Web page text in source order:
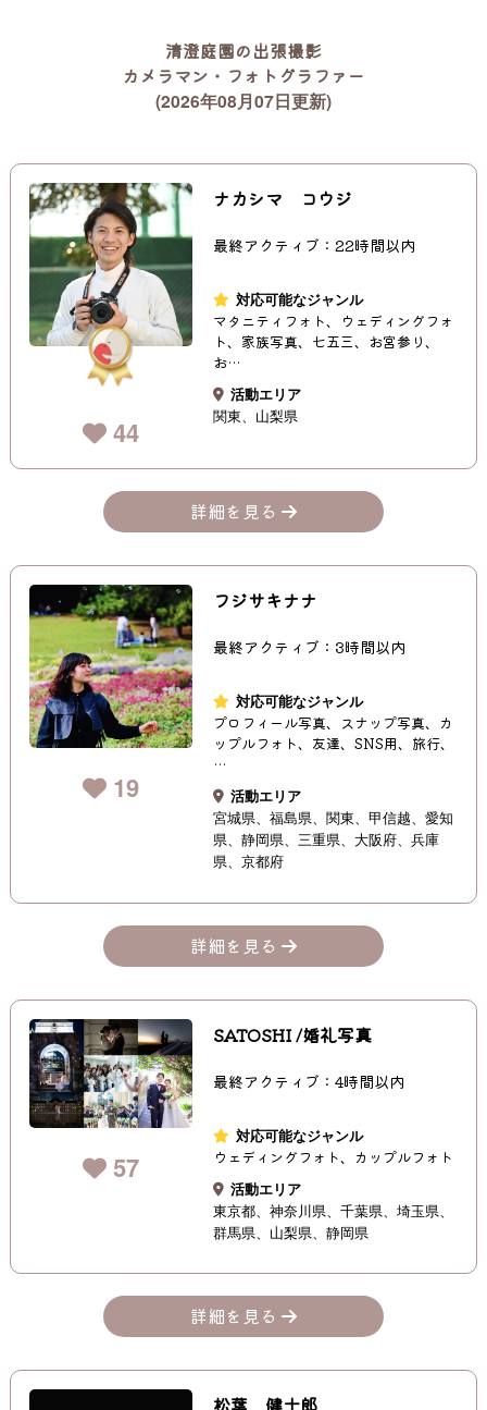
清澄庭園の出張撮影
カメラマン・フォトグラファー
(2026年08月07日更新)
44
ナカシマ コウジ
最終アクティブ：22時間以内
対応可能なジャンル
マタニティフォト、ウェディングフォ
ト、家族写真、七五三、お宮参り、
お…
活動エリア
関東
山梨県
詳細を見る
19
フジサキナナ
最終アクティブ：3時間以内
対応可能なジャンル
プロフィール写真、スナップ写真、カ
ップルフォト、友達、SNS用、旅行、
…
活動エリア
宮城県
福島県 関東 甲信越
愛知
県
静岡県 三重県 大阪府
兵庫
県
京都府
詳細を見る
57
SATOSHI /婚礼写真
最終アクティブ：4時間以内
対応可能なジャンル
ウェディングフォト、カップルフォト
活動エリア
東京都
神奈川県 千葉県
埼玉県
群馬県
山梨県 静岡県
詳細を見る
松葉 健士郎